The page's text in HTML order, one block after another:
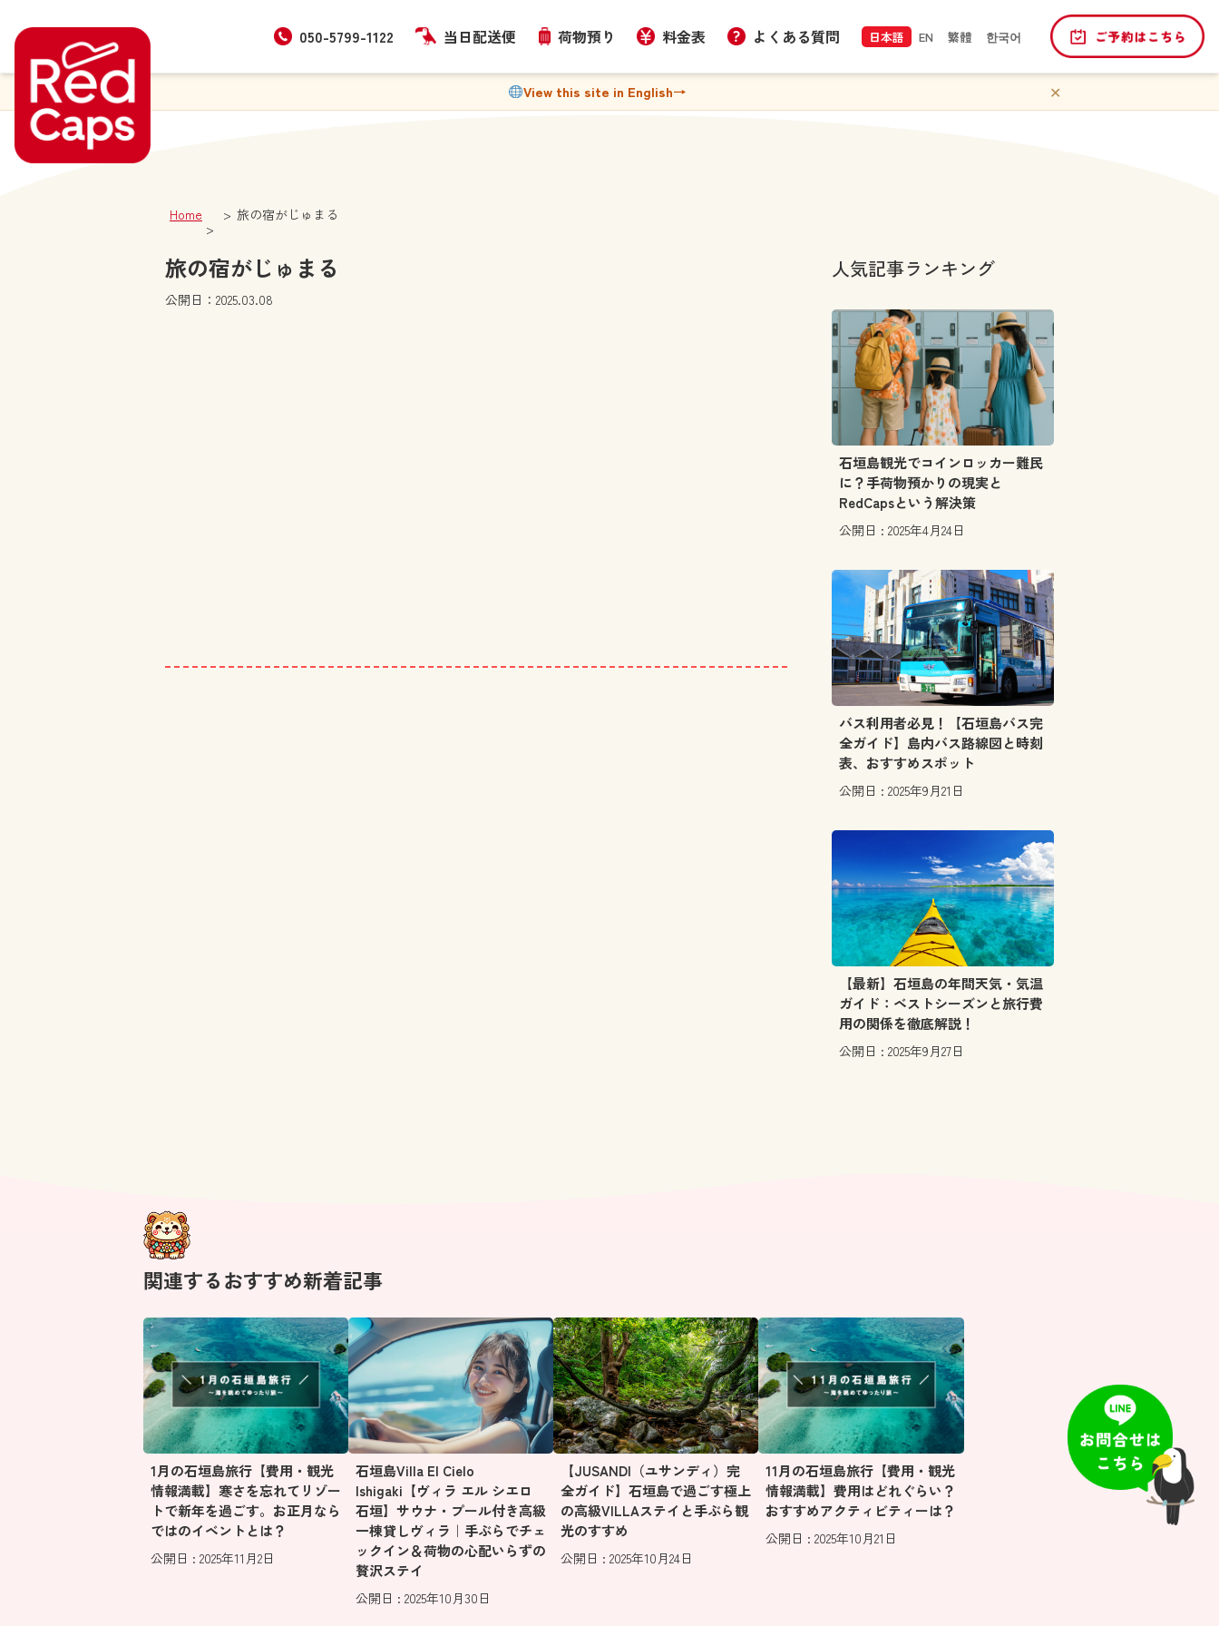
050-5799-1122 当日配送便 荷物預り 料金表 よくある質問 日本語 EN 繁體 한국어
View this site in English→ ✕
Home 旅の宿がじゅまる
旅の宿がじゅまる
公開日：2025.03.08
人気記事ランキング
石垣島観光でコインロッカー難民
に？手荷物預かりの現実と
RedCapsという解決策
公開日 : 2025年4月24日
バス利用者必見！【石垣島バス完
全ガイド】島内バス路線図と時刻
表、おすすめスポット
公開日 : 2025年9月21日
【最新】石垣島の年間天気・気温
ガイド：ベストシーズンと旅行費
用の関係を徹底解説！
公開日 : 2025年9月27日
関連するおすすめ新着記事
1月の石垣島旅行【費用・観光
情報満載】寒さを忘れてリゾー
トで新年を過ごす。お正月なら
ではのイベントとは？
公開日 : 2025年11月2日
石垣島Villa El Cielo
Ishigaki【ヴィラ エル シエロ
石垣】サウナ・プール付き高級
一棟貸しヴィラ｜手ぶらでチェ
ックイン＆荷物の心配いらずの
贅沢ステイ
公開日 : 2025年10月30日
【JUSANDI（ユサンディ）完
全ガイド】石垣島で過ごす極上
の高級VILLAステイと手ぶら観
光のすすめ
公開日 : 2025年10月24日
11月の石垣島旅行【費用・観光
情報満載】費用はどれぐらい？
おすすめアクティビティーは？
公開日 : 2025年10月21日